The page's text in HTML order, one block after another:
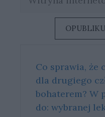
Co sprawia, że
dla drugiego
bohaterem? W
do: wy­bra­nej